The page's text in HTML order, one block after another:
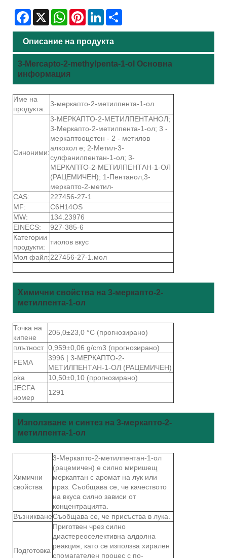
Facebook
X WhatsAppPinterestLinkedIn
Описание на продукта
3-Mercapto-2-methylpenta-1-ol Основна
информация
Име на
продукта:
3-меркапто-2-метилпента-1-ол
Синоними:
3-МЕРКАПТО-2-МЕТИЛПЕНТАНОЛ;
3-Меркапто-2-метилпента-1-ол; 3 -
меркаптооцетен - 2 - метилов
алкохол е; 2-Метил-3-
сулфанилпентан-1-ол; 3-
МЕРКАПТО-2-МЕТИЛПЕНТАН-1-ОЛ
(РАЦЕМИЧЕН); 1-Пентанол,3-
меркапто-2-метил-
CAS:
227456-27-1
MF:
C6H14OS
MW:
134.23976
EINECS:
927-385-6
Категории
продукти:
тиолов вкус
Мол файл:227456-27-1.мол
Химични свойства на 3-меркапто-2-
метилпента-1-ол
Точка на
кипене
205,0±23,0 °C (прогнозирано)
плътност 0,959±0,06 g/cm3 (прогнозирано)
FEMA
3996 | 3-МЕРКАПТО-2-
МЕТИЛПЕНТАН-1-ОЛ (РАЦЕМИЧЕН)
pka
10,50±0,10 (прогнозирано)
JECFA
номер
1291
Използване и синтез на 3-меркапто-2-
метилпента-1-ол
Химични
свойства
3-Меркапто-2-метилпентан-1-ол
(рацемичен) е силно миришещ
меркаптан с аромат на лук или
праз. Съобщава се, че качеството
на вкуса силно зависи от
концентрацията.
ВъзникванеСъобщава се, че присъства в лука.
Подготовка
Приготвен чрез силно
диастереоселективна алдолна
реакция, като се използва хирален
спомагателен процес с по-